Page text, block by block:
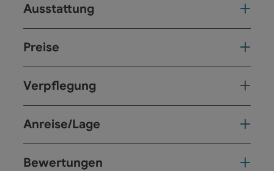
Ausstattung
Preise
Verpflegung
Anreise/Lage
Bewertungen